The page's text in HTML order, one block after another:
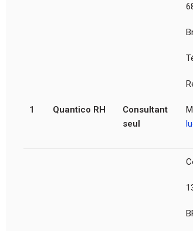
1 Quantico RH
Consultant
seul